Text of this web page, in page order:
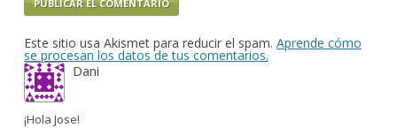
Este sitio usa Akismet para reducir el spam. Aprende cómo
se procesan los datos de tus comentarios.
Dani
¡Hola Jose!